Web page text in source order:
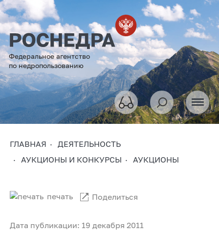
Федеральное агентство
по недропользованию
ГЛАВНАЯ
ДЕЯТЕЛЬНОСТЬ
АУКЦИОНЫ И КОНКУРСЫ
АУКЦИОНЫ
Дата публикации: 19 декабря 2011
печать Поделиться